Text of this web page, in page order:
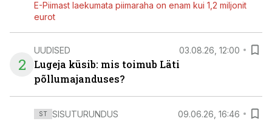
E-Piimast laekumata piimaraha on enam kui 1,2 miljonit
eurot
2
UUDISED 03.08.26, 12:00
Lugeja küsib: mis toimub Läti
põllumajanduses?
ST SISUTURUNDUS 09.06.26, 16:46